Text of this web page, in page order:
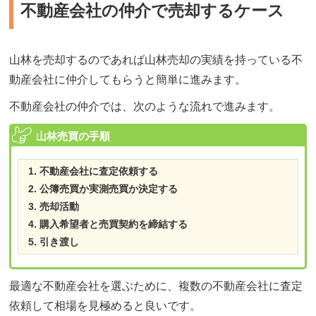
不動産会社の仲介で売却するケース
山林を売却するのであれば山林売却の実績を持っている不
動産会社に仲介してもらうと簡単に進みます。
不動産会社の仲介では、次のような流れで進みます。
山林売買の手順
不動産会社に査定依頼する
公簿売買か実測売買か決定する
売却活動
購入希望者と売買契約を締結する
引き渡し
最適な不動産会社を選ぶために、複数の不動産会社に査定
依頼して相場を見極めると良いです。